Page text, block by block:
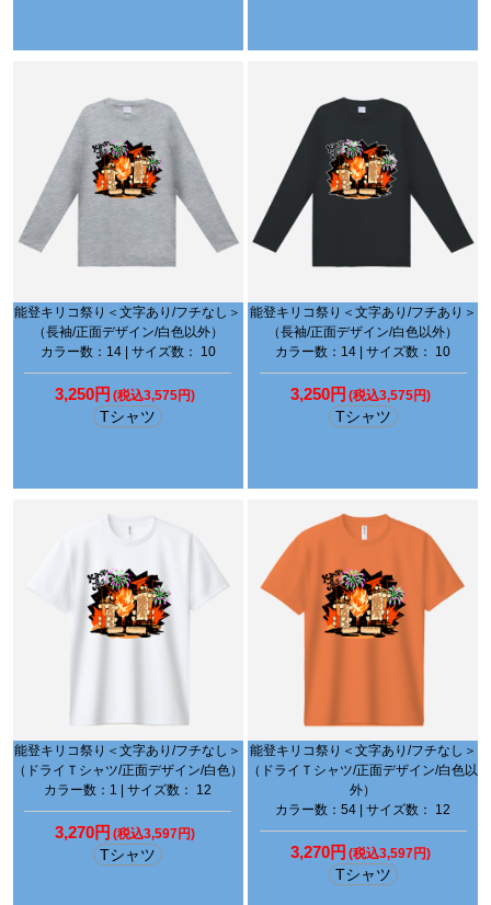
能登キリコ祭り＜文字あり/フチなし＞
（長袖/正面デザイン/白色以外）
カラー数：14 | サイズ数： 10
3,250円 (税込3,575円)
Tシャツ
能登キリコ祭り＜文字あり/フチあり＞
（長袖/正面デザイン/白色以外）
カラー数：14 | サイズ数： 10
3,250円 (税込3,575円)
Tシャツ
能登キリコ祭り＜文字あり/フチなし＞
（ドライＴシャツ/正面デザイン/白色）
カラー数：1 | サイズ数： 12
3,270円 (税込3,597円)
Tシャツ
能登キリコ祭り＜文字あり/フチなし＞
（ドライＴシャツ/正面デザイン/白色以
外）
カラー数：54 | サイズ数： 12
3,270円 (税込3,597円)
Tシャツ